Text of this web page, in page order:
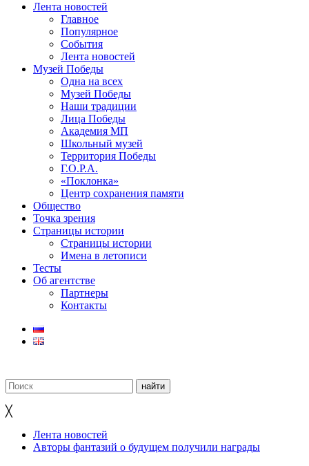
Лента новостей
Главное
Популярное
События
Лента новостей
Музей Победы
Одна на всех
Музей Победы
Наши традиции
Лица Победы
Академия МП
Школьный музей
Территория Победы
Г.О.Р.А.
«Поклонка»
Центр сохранения памяти
Общество
Точка зрения
Страницы истории
Страницы истории
Имена в летописи
Тесты
Об агентстве
Партнеры
Контакты
╳
Лента новостей
Авторы фантазий о будущем получили награды